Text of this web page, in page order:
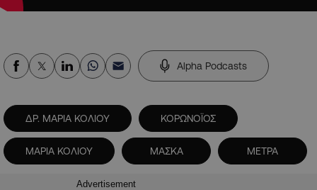
Alpha Podcasts
ΔΡ. ΜΑΡΙΑ ΚΟΛΙΟΥ ΚΟΡΩΝΟΪΟΣ
ΜΑΡΙΑ ΚΟΛΙΟΥ ΜΑΣΚΑ ΜΕΤΡΑ
Advertisement